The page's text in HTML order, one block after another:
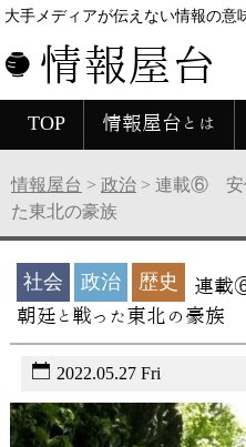
大手メディアが伝えない情報の意
情報屋台
TOP 情報屋台とは
情報屋台 > 政治 > 連載⑥ 安
た東北の豪族
社会 政治 歴史
連載
朝廷と戦った東北の豪族
2022.05.27 Fri